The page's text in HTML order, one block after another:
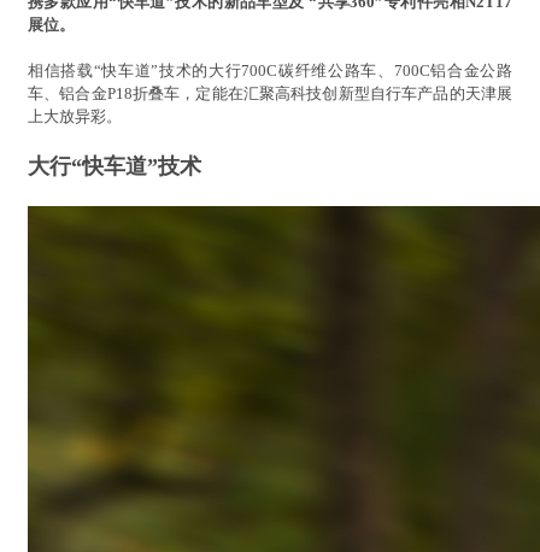
展位。
相信搭载“快车道”技术的大行700C碳纤维公路车、700C铝合金公路
车、铝合金P18折叠车，定能在汇聚高科技创新型自行车产品的天津展
上大放异彩。
大行“快车道”技术